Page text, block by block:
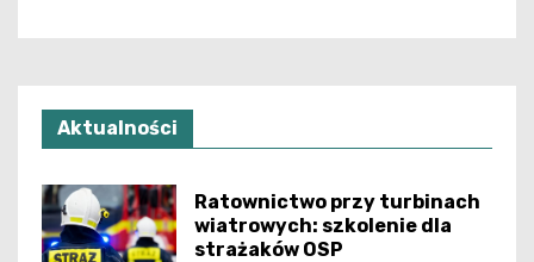
Aktualności
Ratownictwo przy turbinach
wiatrowych: szkolenie dla
strażaków OSP